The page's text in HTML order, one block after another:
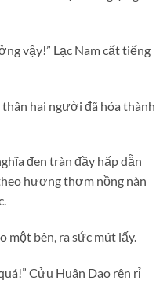
vậy!” Lạc Nam cất tiếng
hai người đã hóa thành
đen tràn đầy hấp dẫn
hương thơm nồng nàn
một bên, ra sức mút lấy.
Cửu Huân Dao rên rỉ